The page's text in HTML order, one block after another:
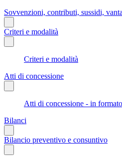
Sovvenzioni, contributi, sussidi,
Criteri e modalità
Criteri e modalità
Atti di concessione
Atti di concessione - in
Bilanci
Bilancio preventivo e consuntivo